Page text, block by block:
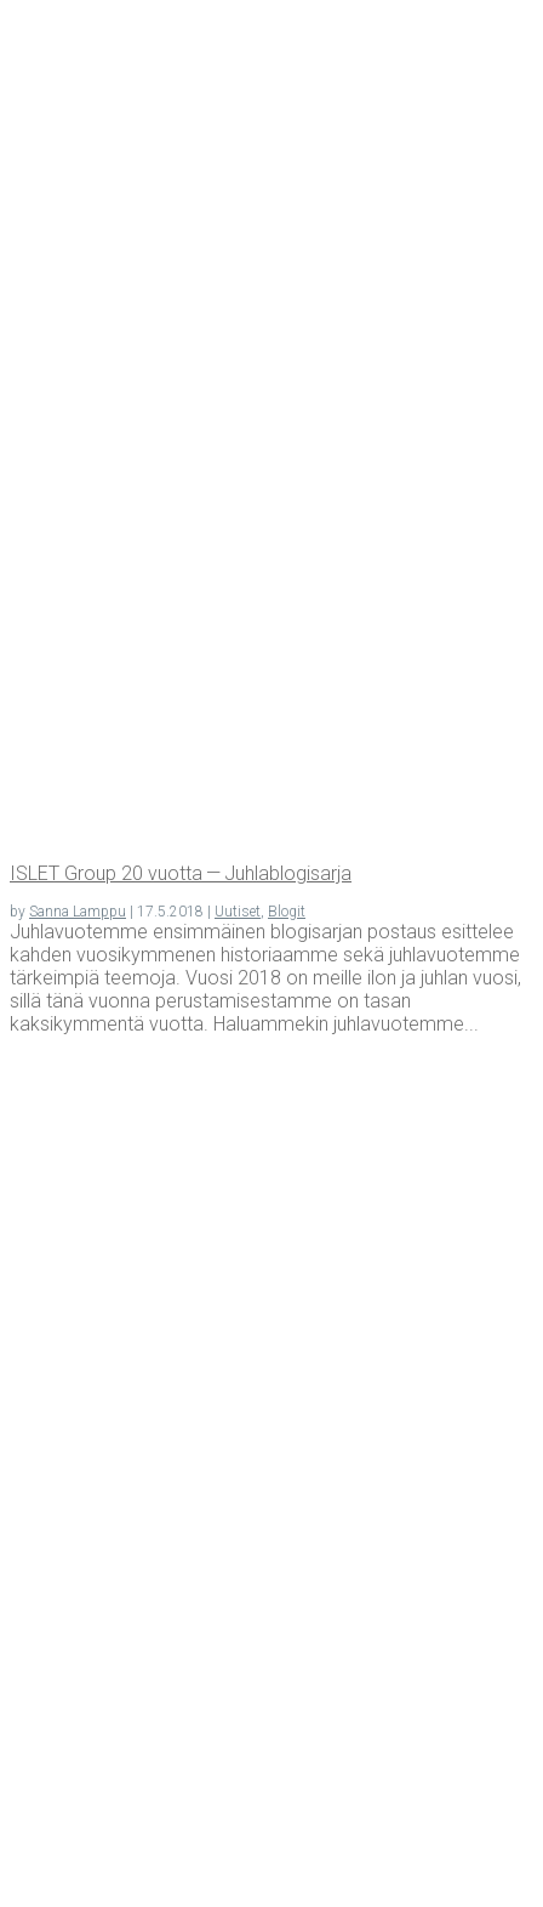
ISLET Group 20 vuot­ta — Juhlablogisarja
by Sanna Lamppu | 17.5.2018 | Uutiset Blogit
Juhlavuotemme ensimmäinen blogisarjan postaus esittelee
kahden vuosikymmenen historiaamme sekä juhlavuotemme
tärkeimpiä teemoja. Vuosi 2018 on meille ilon ja juhlan vuosi,
sillä tänä vuonna perustamisestamme on tasan
kaksikymmentä vuotta. Haluammekin juhlavuotemme...